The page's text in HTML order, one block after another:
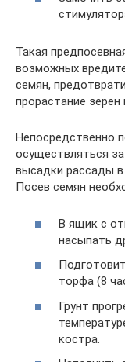
Такая
возможных
семян,
прорастание
Непосредственно
осуществляться
высадки рассады в
Посев семян
В ящик с
насыпать
торфа (8
Грунт
костра.